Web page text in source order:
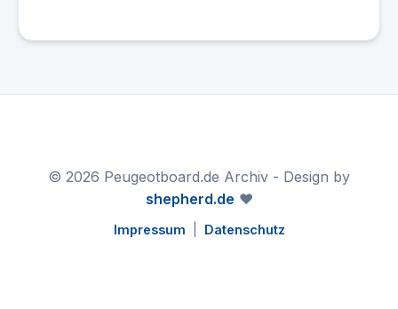
© 2026 Peugeotboard.de Archiv - Design by
shepherd.de ❤️
Impressum Datenschutz